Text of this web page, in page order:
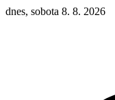
dnes, sobota 8. 8. 2026